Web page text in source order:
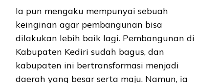
Ia pun mengaku mempunyai sebuah
keinginan agar pembangunan bisa
dilakukan lebih baik lagi. Pembangunan di
Kabupaten Kediri sudah bagus, dan
kabupaten ini bertransformasi menjadi
daerah yang besar serta maju. Namun, ia